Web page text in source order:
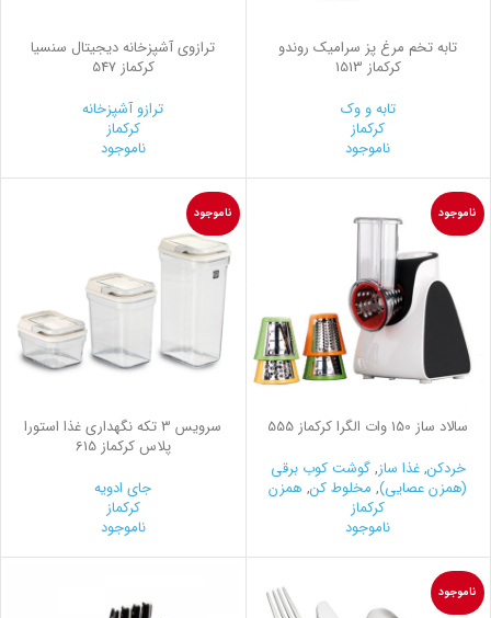
تابه تخم مرغ پز سرامیک روندو
کرکماز 1513
تابه و وک
کرکماز
ناموجود
ترازوی آشپزخانه دیجیتال سنسیا
کرکماز 547
ترازو آشپزخانه
کرکماز
ناموجود
ناموجود
سالاد ساز 150 وات الگرا کرکماز 555
خردکن,غذا ساز,گوشت کوب برقی
(همزن عصایی), مخلوط کن, همزن
کرکماز
ناموجود
ناموجود
سرويس 3 تكه نگهداری غذا استورا
پلاس کرکماز 615
جای ادویه
کرکماز
ناموجود
ناموجود